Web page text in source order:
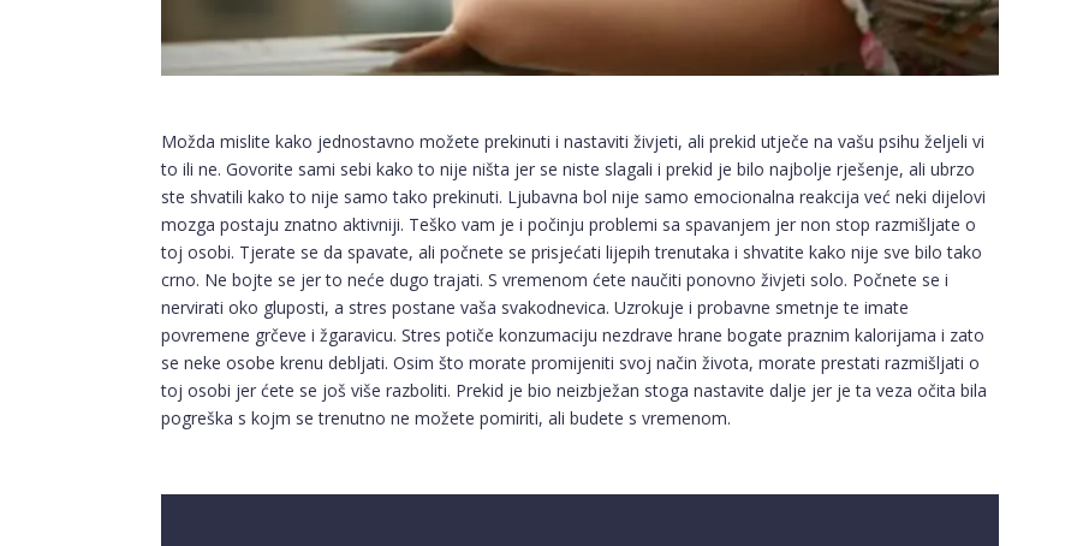
Možda mislite kako jednostavno možete prekinuti i nastaviti živjeti, ali prekid utječe na vašu psihu željeli vi
to ili ne. Govorite sami sebi kako to nije ništa jer se niste slagali i prekid je bilo najbolje rješenje, ali ubrzo
ste shvatili kako to nije samo tako prekinuti. Ljubavna bol nije samo emocionalna reakcija već neki dijelovi
mozga postaju znatno aktivniji. Teško vam je i počinju problemi sa spavanjem jer non stop razmišljate o
toj osobi. Tjerate se da spavate, ali počnete se prisjećati lijepih trenutaka i shvatite kako nije sve bilo tako
crno. Ne bojte se jer to neće dugo trajati. S vremenom ćete naučiti ponovno živjeti solo. Počnete se i
nervirati oko gluposti, a stres postane vaša svakodnevica. Uzrokuje i probavne smetnje te imate
povremene grčeve i žgaravicu. Stres potiče konzumaciju nezdrave hrane bogate praznim kalorijama i zato
se neke osobe krenu debljati. Osim što morate promijeniti svoj način života, morate prestati razmišljati o
toj osobi jer ćete se još više razboliti. Prekid je bio neizbježan stoga nastavite dalje jer je ta veza očita bila
pogreška s kojm se trenutno ne možete pomiriti, ali budete s vremenom.